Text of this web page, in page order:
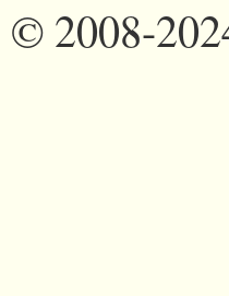
©2008-